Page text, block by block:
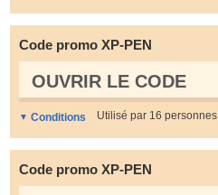
Code promo XP-PEN
OUVRIR LE СODE
Conditions Utilisé par 16 personnes
Code promo XP-PEN